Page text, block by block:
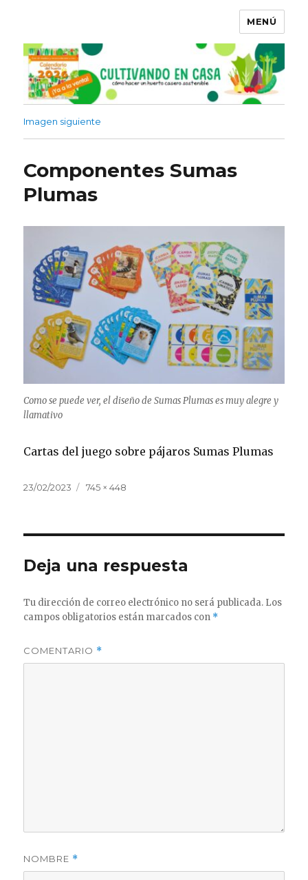
MENÚ
Imagen siguiente
Componentes Sumas
Plumas
Como se puede ver, el diseño de Sumas Plumas es muy alegre y
llamativo
Cartas del juego sobre pájaros Sumas Plumas
Publicado
23/02/2023
Tamaño
745 × 448
Deja una respuesta
Tu dirección de correo electrónico no será publicada. Los
campos obligatorios están marcados con *
COMENTARIO *
NOMBRE *